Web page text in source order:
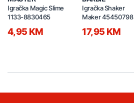
Igračka Magic Slime
1133-8830465
4,95 KM
Igračka Shaker
Maker 45450798
17,95 KM